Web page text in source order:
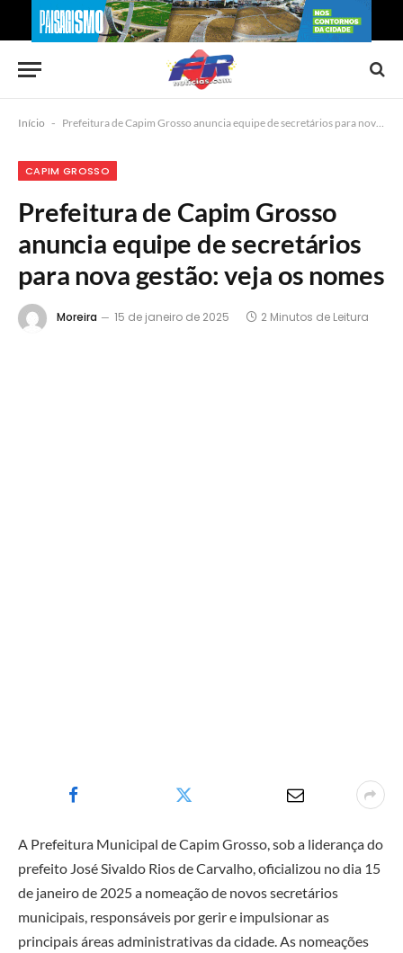
Início - Prefeitura de Capim Grosso anuncia equipe de secretários para nova gestão: veja os nomes
CAPIM GROSSO
Prefeitura de Capim Grosso
anuncia equipe de secretários
para nova gestão: veja os nomes
Moreira 15 de janeiro de 2025 2 Minutos de Leitura
A Prefeitura Municipal de Capim Grosso, sob a liderança do
prefeito José Sivaldo Rios de Carvalho, oficializou no dia 15
de janeiro de 2025 a nomeação de novos secretários
municipais, responsáveis por gerir e impulsionar as
principais áreas administrativas da cidade. As nomeações